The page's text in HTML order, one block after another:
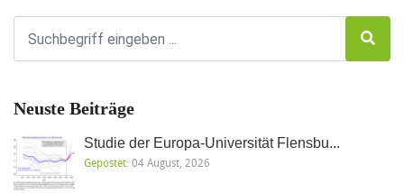
Neuste Beiträge
Studie der Europa-Universität Flensbu...
Gepostet:04 August, 2026